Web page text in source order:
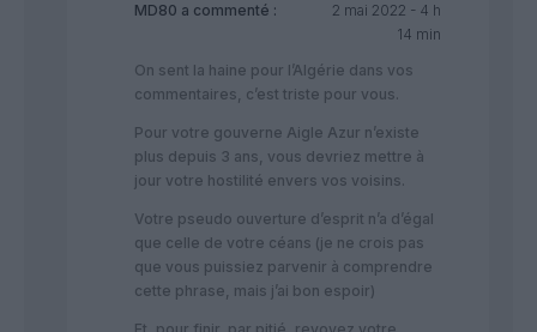
MD80 a commenté :
2 mai 2022 - 4 h
14 min
On sent la haine pour l’Algérie dans vos
commentaires, c’est triste pour vous.
Pour votre gouverne Aigle Azur n’existe
plus depuis 3 ans, vous devriez mettre à
jour votre hostilité envers vos voisins.
Votre pseudo ouverture d’esprit n’a d’égal
que celle de votre céans (je ne crois pas
que vous puissiez parvenir à comprendre
cette phrase, mais j’ai bon espoir)